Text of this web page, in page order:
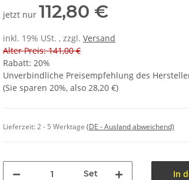
jetzt nur 112,80 €
inkl. 19% USt. , zzgl. Versand
Alter Preis: 141,00 €
Rabatt: 20%
Unverbindliche Preisempfehlung des
(Sie sparen 20%, also 28,20 €)
Lieferzeit:2 - 5 Werktage (DE - Ausland abweichend)
Set In